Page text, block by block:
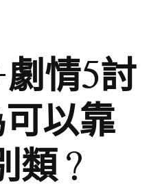
情5討
以靠
類？